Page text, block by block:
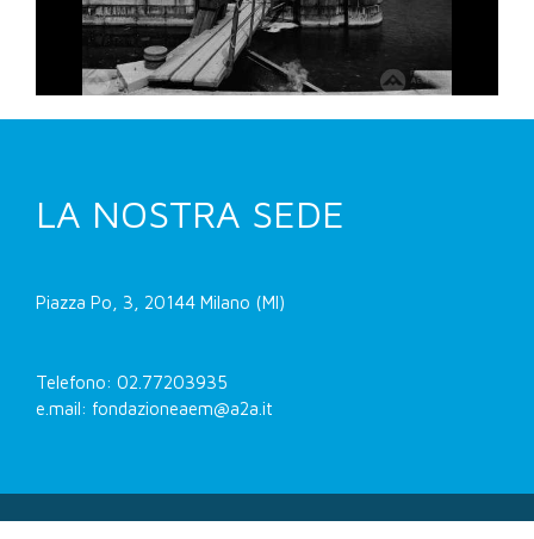
LA NOSTRA SEDE
Piazza Po, 3, 20144 Milano (MI)
Telefono: 02.77203935
e.mail: fondazioneaem@a2a.it